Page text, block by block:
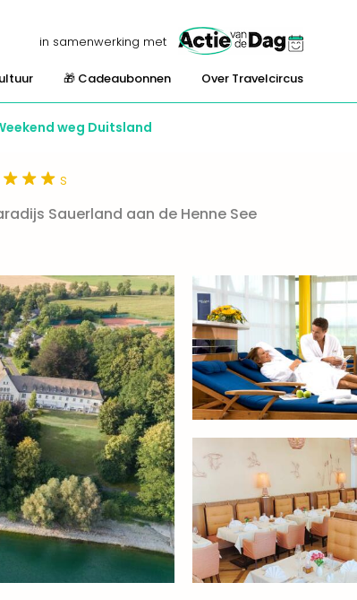
in samenwerking met
🎁 Cadeaubonnen Over Travelcircus
weg Duitsland
s
Sauerland aan de Henne See